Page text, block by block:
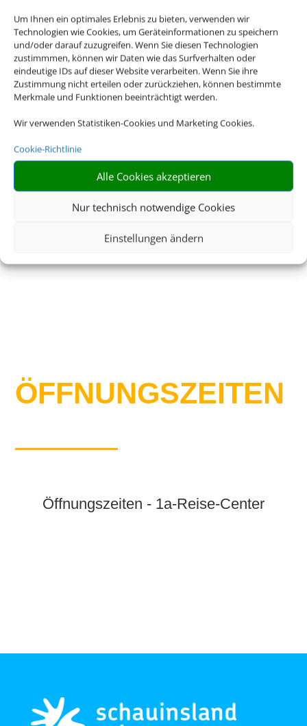
Um Ihnen ein optimales Erlebnis zu bieten, verwenden wir
Technologien wie Cookies, um Geräteinformationen zu speichern
und/oder darauf zuzugreifen. Wenn Sie diesen Technologien
zustimmmen, können wir Daten wie das Surfverhalten oder
eindeutige IDs auf dieser Website verarbeiten. Wenn Sie ihre
Zustimmung nicht erteilen oder zurückziehen, können bestimmte
Merkmale und Funktionen beeinträchtigt werden.
Wir verwenden Statistiken-Cookies und Marketing Cookies.
Cookie-Richtlinie
Alle Cookies akzeptieren
Nur technisch notwendige Cookies
Einstellungen ändern
Rufen Sie uns an
0202 2801010
Schreiben Sie uns eine Email
ÖFFNUNGS­ZEITEN
Öffnungszeiten - 1a-Reise-Center